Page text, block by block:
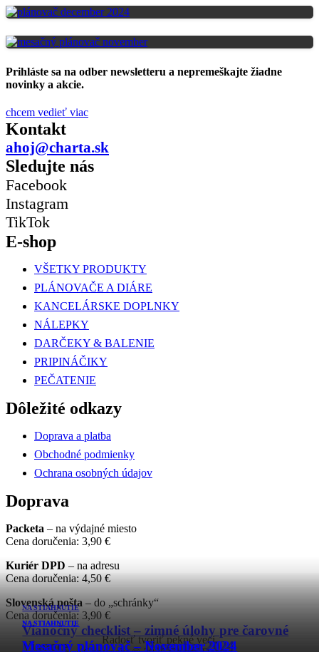
NA STIAHNUTIE
Vianočný checklist – zimné úlohy pre čarovné
Vianoce
NA STIAHNUTIE
Mesačný plánovač – December 2024
NA STIAHNUTIE
Mesačný plánovač – November 2024
Prihláste sa na odber newsletteru a nepremeškajte žiadne
novinky a akcie.
chcem vedieť viac
Kontakt
ahoj@charta.sk
Sledujte nás
Facebook
Instagram
TikTok
E-shop
VŠETKY PRODUKTY
PLÁNOVAČE A DIÁRE
KANCELÁRSKE DOPLNKY
NÁLEPKY
DARČEKY & BALENIE
PRIPINÁČIKY
PEČATENIE
Dôležité odkazy
Doprava a platba
Obchodné podmienky
Ochrana osobných údajov
Doprava
Packeta – na výdajné miesto
Cena doručenia: 3,90 €
Kuriér DPD – na adresu
Cena doručenia: 4,50 €
Slovenská pošta– do „schránky“
Cena doručenia: 3,90 €
Radosť tvoriť pekné veci.